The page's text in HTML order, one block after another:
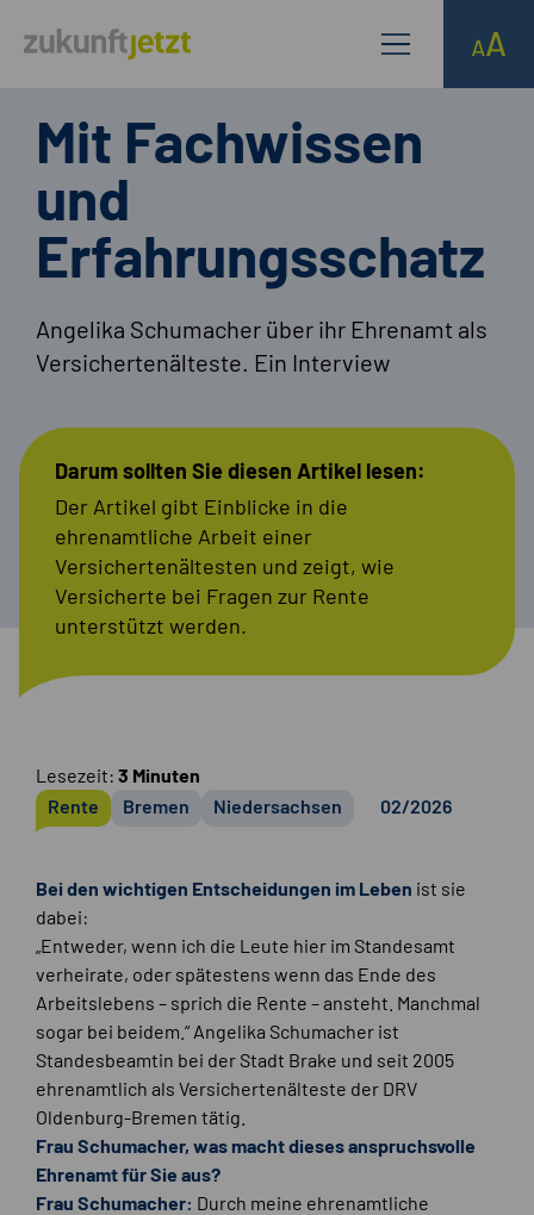
Mit Fachwissen
und
Erfahrungsschatz
Angelika Schumacher über ihr Ehrenamt als
Versichertenälteste. Ein Interview
Darum sollten Sie diesen Artikel lesen:
Der Artikel gibt Einblicke in die
ehrenamtliche Arbeit einer
Versichertenältesten und zeigt, wie
Versicherte bei Fragen zur Rente
unterstützt werden.
Lesezeit: 3 Minuten
Rente
Bremen Niedersachsen 02/2026
Bei den wichtigen Entscheidungen im Leben ist sie
dabei:
„Entweder, wenn ich die Leute hier im Standesamt
verheirate, oder spätestens wenn das Ende des
Arbeitslebens – sprich die Rente – ansteht. Manchmal
sogar bei beidem.“ Angelika Schumacher ist
Standesbeamtin bei der Stadt Brake und seit 2005
ehrenamtlich als Versichertenälteste der DRV
Oldenburg-Bremen tätig.
Frau Schumacher, was macht dieses anspruchsvolle
Ehrenamt für Sie aus?
Frau Schumacher: Durch meine ehrenamtliche